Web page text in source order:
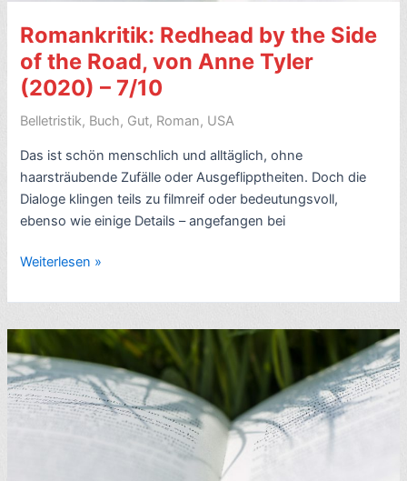
Anne
Tyler
(2004)
–
7/10
Romankritik: Redhead by the Side
of the Road, von Anne Tyler
(2020) – 7/10
Belletristik, Buch, Gut, Roman, USA
Das ist schön menschlich und alltäglich, ohne
haarsträubende Zufälle oder Ausgeflipptheiten. Doch die
Dialoge klingen teils zu filmreif oder bedeutungsvoll,
ebenso wie einige Details – angefangen bei
Romankritik:
by
the
Side
of
the
Road,
Weiterlesen »